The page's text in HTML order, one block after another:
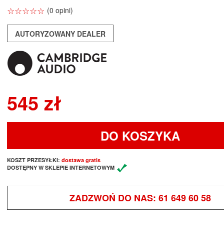
☆☆☆☆☆
★★★★★ (0 opini)
AUTORYZOWANY DEALER
545 zł
DO KOSZYKA
KOSZT PRZESYŁKI: dostawa gratis
DOSTĘPNY W SKLEPIE INTERNETOWYM
ZADZWOŃ DO NAS: 61 649 60 58